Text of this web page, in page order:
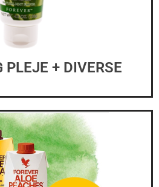
PLEJE + DIVERSE